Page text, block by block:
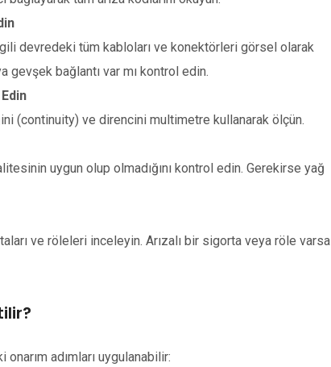
devredeki tüm kabloları ve konektörleri görsel olarak
gevşek bağlantı var mı kontrol edin.
(continuity) ve direncini multimetre kullanarak ölçün.
uygun olup olmadığını kontrol edin. Gerekirse yağ
ve röleleri inceleyin. Arızalı bir sigorta veya röle varsa
adımları uygulanabilir: